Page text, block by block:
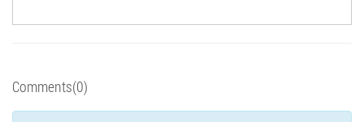
Comments(0)